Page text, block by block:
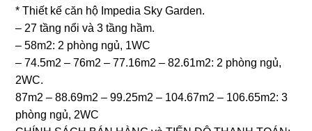
* Thiết kế căn hộ Impedia Sky Garden.
– 27 tầng nổi và 3 tầng hầm.
– 58m2: 2 phòng ngủ, 1WC
– 74.5m2 – 76m2 – 77.16m2 – 82.61m2: 2 phòng ngủ,
2WC.
87m2 – 88.69m2 – 99.25m2 – 104.67m2 – 106.65m2: 3
phòng ngủ, 2WC